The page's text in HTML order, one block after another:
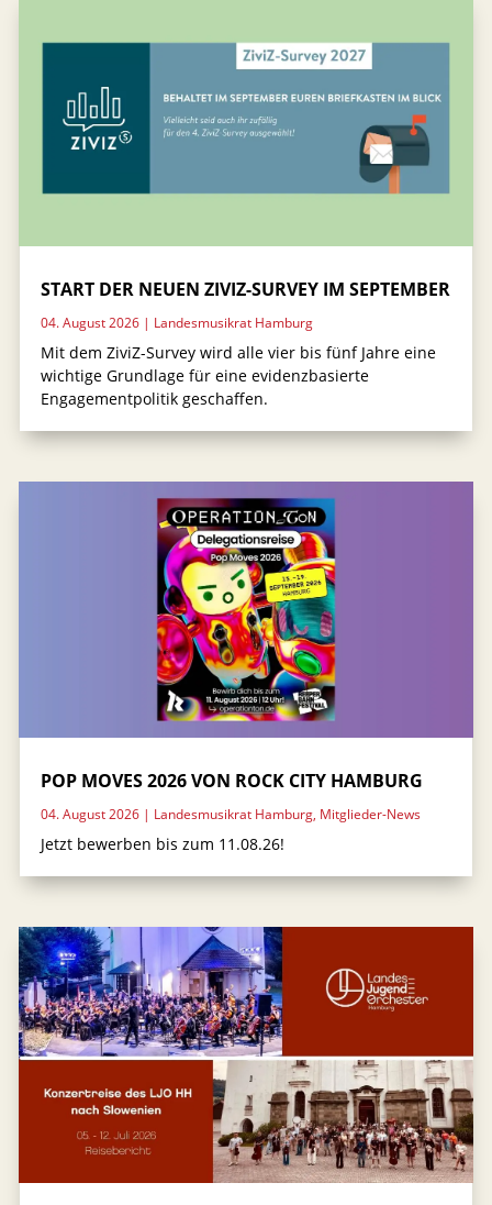
START DER NEUEN ZIVIZ-SURVEY IM SEPTEMBER
04. August 2026| Landesmusikrat Hamburg
Mit dem ZiviZ-Survey wird alle vier bis fünf Jahre eine
wichtige Grundlage für eine evidenzbasierte
Engagementpolitik geschaffen.
POP MOVES 2026 VON ROCK CITY HAMBURG
04. August 2026| Landesmusikrat Hamburg, Mitglieder-News
Jetzt bewerben bis zum 11.08.26!